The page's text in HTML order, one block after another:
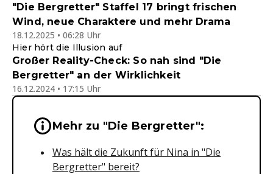
"Die Bergretter" Staffel 17 bringt frischen
Wind, neue Charaktere und mehr Drama
18.12.2025 • 06:28 Uhr
Hier hört die Illusion auf
Großer Reality-Check: So nah sind "Die
Bergretter" an der Wirklichkeit
16.12.2024 • 17:15 Uhr
Wichtige Hinweise &
Mehr zu "Die Bergretter":
Was hält die Zukunft für Nina in "Die
Bergretter" bereit?